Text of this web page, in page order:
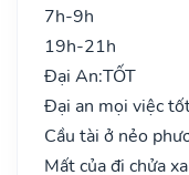
7h-9h
19h-21h
Đại An:TỐT
Đại an mọi việc
Cầu tài ở nẻo
Mất của đi chửa